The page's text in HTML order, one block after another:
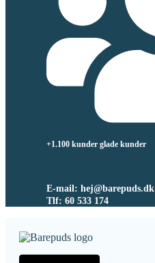
+1.100 kunder glade kunder
E-mail: hej@barepuds.dk
Tlf: 60 533 174